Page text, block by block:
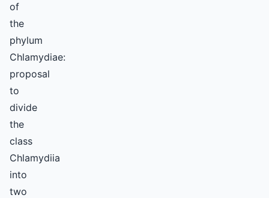
of
the
phylum
Chlamydiae:
proposal
to
divide
the
class
Chlamydiia
into
two